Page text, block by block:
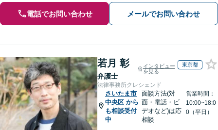
電話でお問い合わせ メールでお問い合わせ
若月 彰
弁護士
インタビュー
を見る
東京都
法律事務所クレシェンド
さいたま市
中央区 から
も相談受付
中
面談方法(対
面・電話・ビ
デオなど)は応
相談
営業時間：
10:00~18:0
0（平日）